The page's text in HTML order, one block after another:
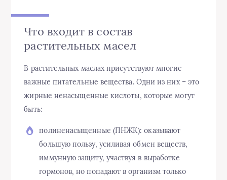
Что входит в состав
растительных масел
В растительных маслах присутствуют многие
важные питательные вещества. Одни из них – это
жирные ненасыщенные кислоты, которые могут
быть:
полиненасыщенные (ПНЖК): оказывают
большую пользу, усиливая обмен веществ,
иммунную защиту, участвуя в выработке
гормонов, но попадают в организм только